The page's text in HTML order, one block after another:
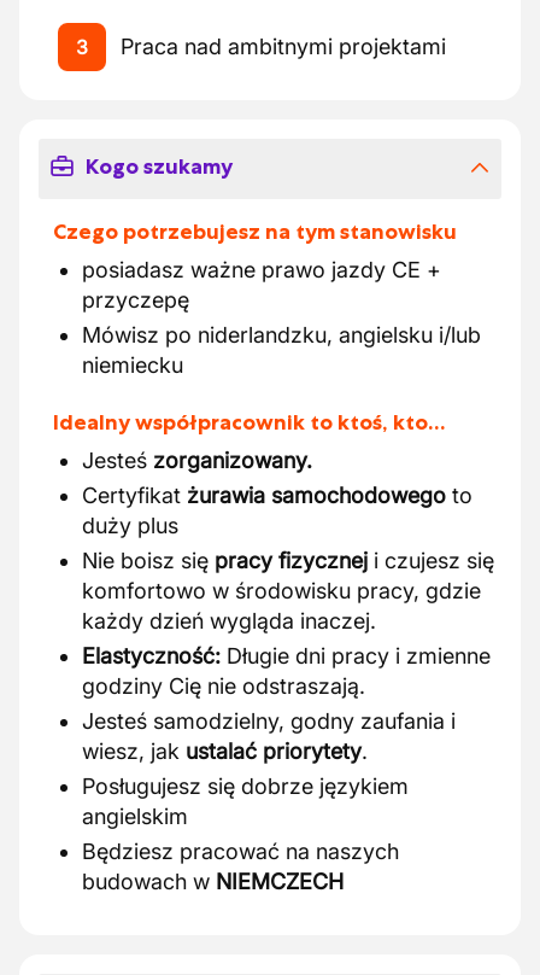
3 Praca nad ambitnymi projektami
Kogo szukamy
Czego potrzebujesz na tym stanowisku
posiadasz ważne prawo jazdy CE +
przyczepę
Mówisz po niderlandzku, angielsku i/lub
niemiecku
Idealny współpracownik to ktoś, kto…
Jesteś zorganizowany.
Certyfikat żurawia samochodowego to
duży plus
Nie boisz się pracy fizycznej i czujesz się
komfortowo w środowisku pracy, gdzie
każdy dzień wygląda inaczej.
Elastyczność: Długie dni pracy i zmienne
godziny Cię nie odstraszają.
Jesteś samodzielny, godny zaufania i
wiesz, jak ustalać priorytety.
Posługujesz się dobrze językiem
angielskim
Będziesz pracować na naszych
budowach w NIEMCZECH